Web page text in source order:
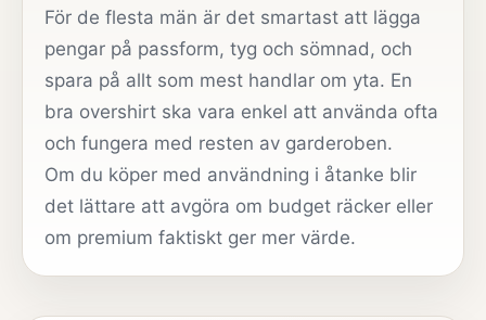
För de flesta män är det smartast att lägga
pengar på passform, tyg och sömnad, och
spara på allt som mest handlar om yta. En
bra overshirt ska vara enkel att använda ofta
och fungera med resten av garderoben.
Om du köper med användning i åtanke blir
det lättare att avgöra om budget räcker eller
om premium faktiskt ger mer värde.